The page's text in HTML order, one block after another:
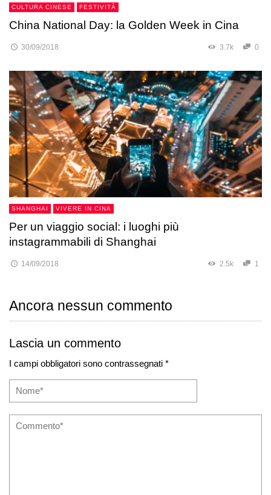
CULTURA CINESE FESTIVITÀ
China National Day: la Golden Week in Cina
30/09/2018 3.7k 0
SHANGHAI VIVERE IN CINA
Per un viaggio social: i luoghi più
instagrammabili di Shanghai
14/09/2018 2.5k 1
Ancora nessun commento
Lascia un commento
I campi obbligatori sono contrassegnati *